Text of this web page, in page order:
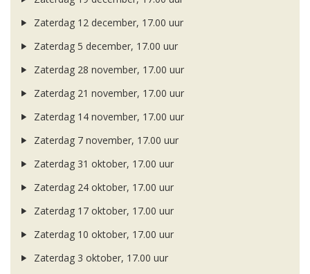
Zaterdag 12 december, 17.00 uur
Zaterdag 5 december, 17.00 uur
Zaterdag 28 november, 17.00 uur
Zaterdag 21 november, 17.00 uur
Zaterdag 14 november, 17.00 uur
Zaterdag 7 november, 17.00 uur
Zaterdag 31 oktober, 17.00 uur
Zaterdag 24 oktober, 17.00 uur
Zaterdag 17 oktober, 17.00 uur
Zaterdag 10 oktober, 17.00 uur
Zaterdag 3 oktober, 17.00 uur